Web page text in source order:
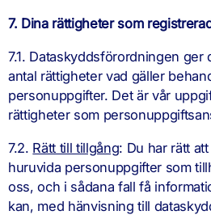
7. Dina rättigheter som
7.1. Dataskyddsförordningen
antal rättigheter vad gäller
personuppgifter. Det är vår
rättigheter som
7.2. Rätt till tillgång: Du har rätt
huruvida personuppgifter som
oss, och i sådana fall få
kan, med hänvisning till